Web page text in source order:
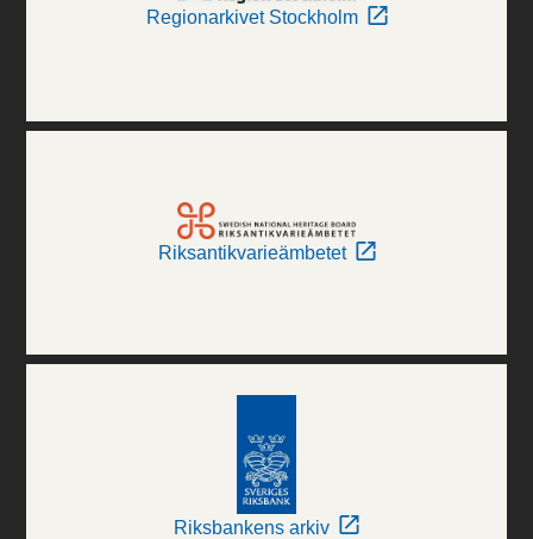
Regionarkivet Stockholm
Riksantikvarieämbetet
Riksbankens arkiv